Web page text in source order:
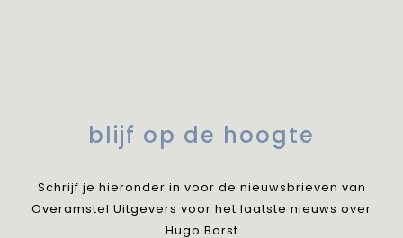
blijf op de hoogte
Schrijf je hieronder in voor de nieuwsbrieven van
Overamstel Uitgevers voor het laatste nieuws over
Hugo Borst